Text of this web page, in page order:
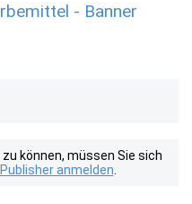
- Banner
können, müssen Sie sich
anmelden